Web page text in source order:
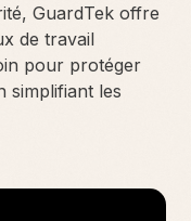
GuardTek offre
de travail
pour protéger
simplifiant les